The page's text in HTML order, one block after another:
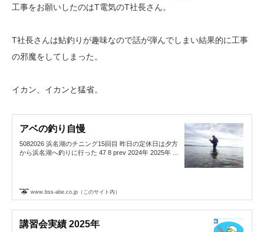
工事をお願いしたのはT電気のT社長さん。
T社長さんは鮎釣りが趣味なので話が弾んでしまい結果的に工事
の邪魔をしてしまった。
イカン、イカンと猛省。
アベの釣り自慢
5082026 浜名湖のチニング15回目 昨日の定休日は夕方
から浜名湖へ釣りに行った 47 8 prev 2024年 2025年 ...
www.bss-abe.co.jp（このサイト内）
講習会実績 2025年